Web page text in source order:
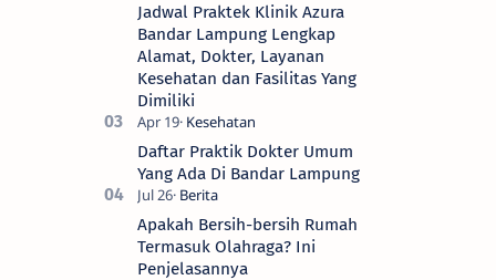
Jadwal Praktek Klinik Azura
Bandar Lampung Lengkap
Alamat, Dokter, Layanan
Kesehatan dan Fasilitas Yang
Dimiliki
Daftar Praktik Dokter Umum
Yang Ada Di Bandar Lampung
Apakah Bersih-bersih Rumah
Termasuk Olahraga? Ini
Penjelasannya